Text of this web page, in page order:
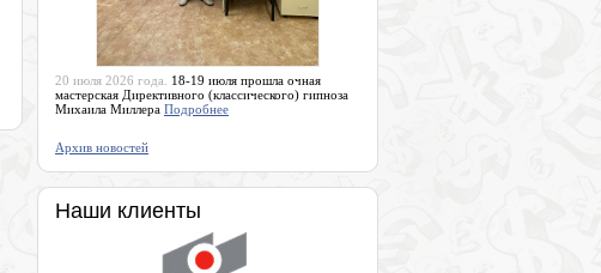
20 июля 2026 года.
18-19 июля прошла очная
мастерская Директивного (классического) гипноза
Михаила Миллера Подробнее
Архив новостей
Наши клиенты